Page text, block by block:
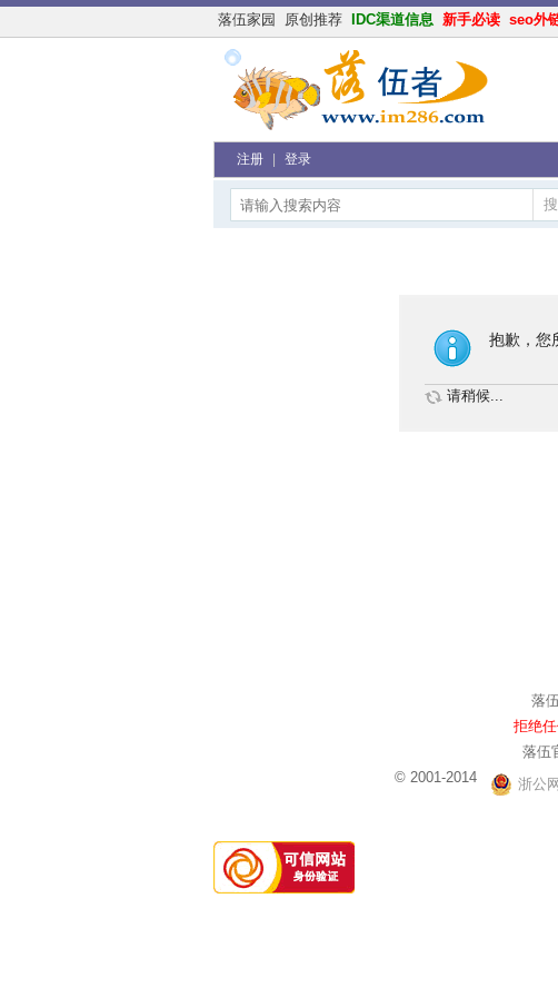
落伍家园 原创推荐 IDC渠道信息 新手必读 seo外
注册 登录
抱歉，您
请稍候...
落
拒绝
落伍
© 2001-2014
浙公